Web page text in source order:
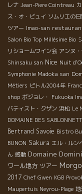
レナ Jean-Piere Cointreau
ス・オ・ビュイ ソムリエの
ツアー Imao-san
Salon Bio Top Millésime Bio
リショームワイン会 アンヌ
Shinsaku san Nice Nuit
Symphonie Madoka san
Métiers ピトル2004年
shop ボジョレ・ Fukuoka
バティスト・クザン 浜松 Le
DOMAINE DES
Bertrand Savoie Bistro
BUNON Sakura エル・ルン
ん 感動 Domaine
ワール地方 ツアー
2017 Chef Gwen KGB
Maupertuis Neyrou-Plage